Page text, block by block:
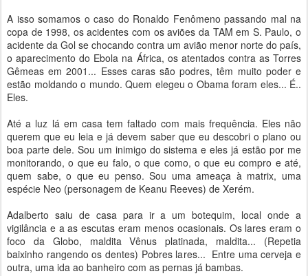
A isso somamos o caso do Ronaldo Fenômeno passando mal na
copa de 1998, os acidentes com os aviões da TAM em S. Paulo, o
acidente da Gol se chocando contra um avião menor norte do país,
o aparecimento do Ebola na África, os atentados contra as Torres
Gêmeas em 2001... Esses caras são podres, têm muito poder e
estão moldando o mundo. Quem elegeu o Obama foram eles... É..
Eles.
Até a luz lá em casa tem faltado com mais frequência. Eles não
querem que eu leia e já devem saber que eu descobri o plano ou
boa parte dele. Sou um inimigo do sistema e eles já estão por me
monitorando, o que eu falo, o que como, o que eu compro e até,
quem sabe, o que eu penso. Sou uma ameaça à matrix, uma
espécie Neo (personagem de Keanu Reeves) de Xerém.
Adalberto saiu de casa para ir a um botequim, local onde a
vigilância e a as escutas eram menos ocasionais. Os lares eram o
foco da Globo, maldita Vênus platinada, maldita... (Repetia
baixinho rangendo os dentes) Pobres lares... Entre uma cerveja e
outra, uma ida ao banheiro com as pernas já bambas.